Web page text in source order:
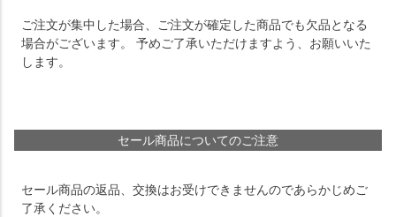
ご注文が集中した場合、ご注文が確定した商品でも欠品となる
場合がございます。 予めご了承いただけますよう、お願いいた
します。
セール商品についてのご注意
セール商品の返品、交換はお受けできませんのであらかじめご
了承ください。